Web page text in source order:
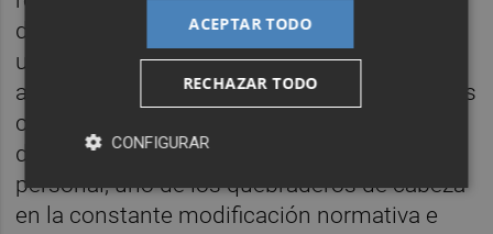
decreto del Botànic— a 150, lo que supone
un 25% más de residentes respecto al
anterior decreto. No obstante, varios asuntos
clave del articulado quedan supeditados al
desarrollo de órdenes, como las ratios de
personal, uno de los quebraderos de cabeza
en la constante modificación normativa e
ACEPTAR TODO
RECHAZAR TODO
CONFIGURAR